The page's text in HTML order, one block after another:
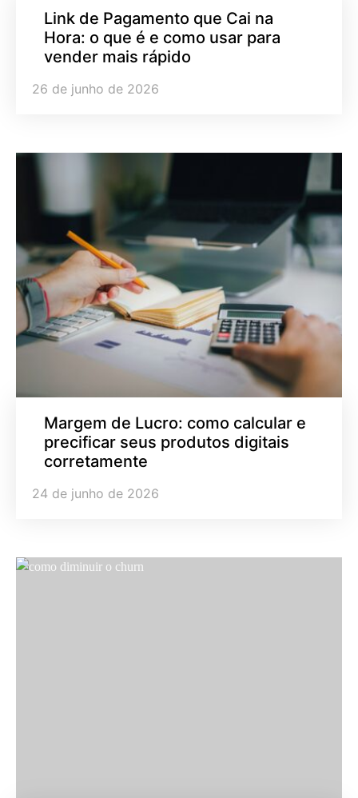
Link de Pagamento que Cai na
Hora: o que é e como usar para
vender mais rápido
26 de junho de 2026
Margem de Lucro: como calcular e
precificar seus produtos digitais
corretamente
24 de junho de 2026